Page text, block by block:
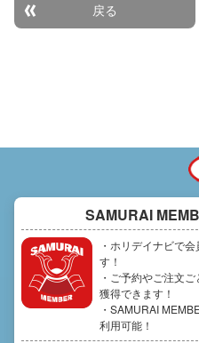
戻る
SAMURAI
・ホリデイナビで
す！
・ご予約やご注文
獲得できます！
・SAMURAI
利用可能！